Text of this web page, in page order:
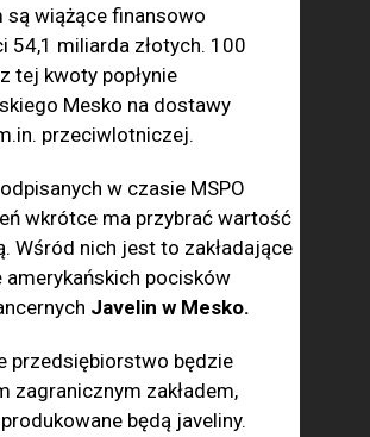
są wiążące finansowo
54,1 miliarda złotych. 100
tej kwoty popłynie
Mesko na dostawy
przeciwlotniczej.
w czasie MSPO
wkrótce ma przybrać wartość
Wśród nich jest to zakładające
amerykańskich pocisków
Javelin w Mesko.
przedsiębiorstwo będzie
zagranicznym zakładem,
będą javeliny.